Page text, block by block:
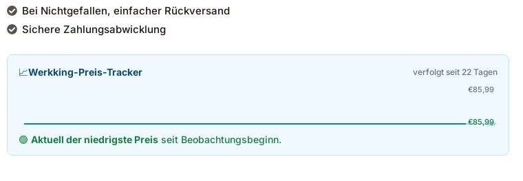
Bei Nichtgefallen, einfacher Rückversand
Sichere Zahlungsabwicklung
📈Werkking-Preis-Tracker verfolgt seit 22 Tagen
€85,99
€85,99
🟢 Aktuell der niedrigste Preisseit Beobachtungsbeginn.